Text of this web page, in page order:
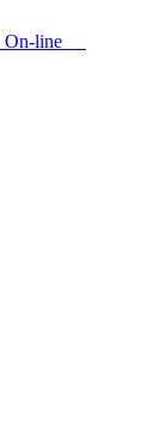
line